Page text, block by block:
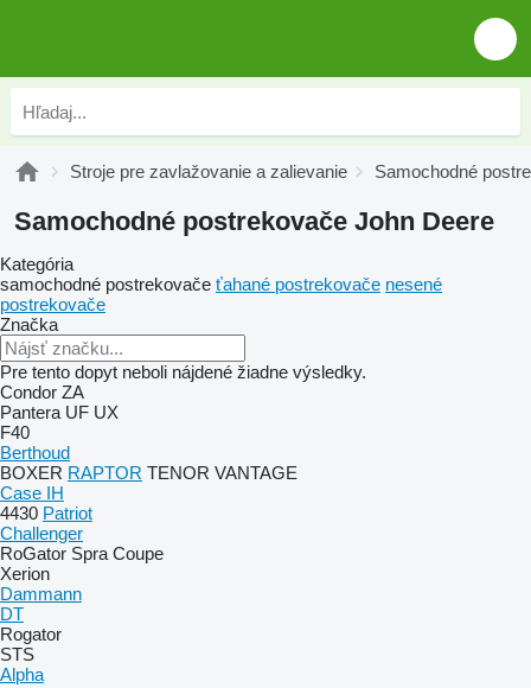
Stroje pre zavlažovanie a zalievanie Samochodné
Samochodné postrekovače John Deere
Kategória
samochodné postrekovače ťahané postrekovače nesené
postrekovače
Značka
Pre tento dopyt neboli nájdené žiadne výsledky.
Condor ZA
Pantera UF UX
F40
Berthoud
BOXER RAPTOR TENOR VANTAGE
Case IH
4430 Patriot
Challenger
RoGator Spra Coupe
Xerion
Dammann
DT
Rogator
STS
Alpha